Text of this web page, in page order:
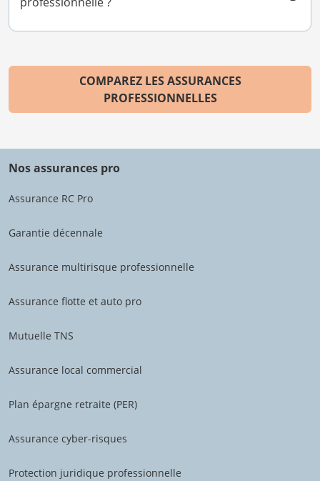
COMPAREZ LES ASSURANCES
PROFESSIONNELLES
Nos assurances pro
Assurance RC Pro
Garantie décennale
Assurance multirisque professionnelle
Assurance flotte et auto pro
Mutuelle TNS
Assurance local commercial
Plan épargne retraite (PER)
Assurance cyber-risques
Protection juridique professionnelle